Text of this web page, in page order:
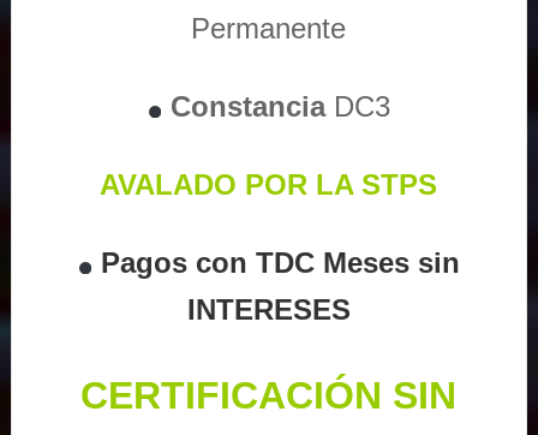
Permanente
ConstanciaDC3
AVALADO POR LA STPS
Pagos con TDC Meses sin
INTERESES
CERTIFICACIÓN SIN